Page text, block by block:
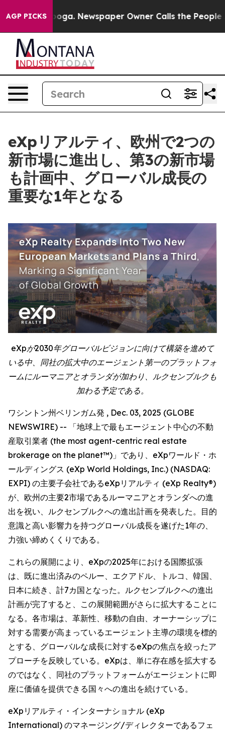
AGP PICKSNewspaper Owner Calls the People
eXpリアルティ、欧州で2つの
新市場に進出し、第3の新市場
も計画中、グローバル成長の
重要な1年となる
eXpが2030年グローバルビジョンに向けて構築を進めて
いる中、同社の拡大中のエージェント第一のプラットフォ
ームにルーマニアとオランダが加わり、ルクセンブルクも
加わる予定である。
ワシントン州ベリンガム発 , Dec. 03, 2025 (GLOBE
NEWSWIRE) -- 「地球上で最もエージェント中心の不動
産取引業者 (the most agent-centric real estate
brokerage on the planet™)」であり、eXpワールド・ホ
ールディングス (eXp World Holdings, Inc.) (NASDAQ:
EXPI) の主要子会社であるeXpリアルティ (eXp Realty®)
が、欧州の主要2市場であるルーマニアとオランダへの進
出を祝い、ルクセンブルクへの進出計画を発表した。目的
意識と高い影響力を持つグローバル成長を遂げた1年の、
力強い締めくくりである。
これらの展開により、eXpの2025年における国際拡張
は、既に進出済みのペルー、エクアドル、トルコ、韓国、
日本に続き、計7カ国となった。ルクセンブルクへの進出
計画が完了すると、この展開範囲がさらに拡大することに
なる。各市場は、革新性、移動の自由、オーナーシップに
対する需要が高まっているエージェント主導の環境を標的
とする、グローバルな成長に対するeXpの焦点を絞ったア
プローチを反映している。eXpは、単に存在感を拡大する
のではなく、同社のプラットフォームがエージェントに即
座に価値を提供できる国々への進出を続けている。
eXpリアルティ・インターナショナル (eXp
International) のマネージング/ディレクターであるフェ